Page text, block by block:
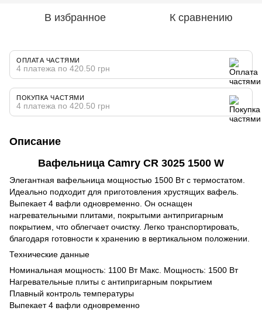
В избранное К сравнению
ОПЛАТА ЧАСТЯМИ
4 платежа по 420.50 грн
ПОКУПКА ЧАСТЯМИ
4 платежа по 420.50 грн
Описание
Вафельница Camry CR 3025 1500 W
Элегантная вафельница мощностью 1500 Вт с термостатом.
Идеально подходит для приготовления хрустящих вафель.
Выпекает 4 вафли одновременно. Он оснащен
нагревательными плитами, покрытыми антипригарным
покрытием, что облегчает очистку. Легко транспортировать,
благодаря готовности к хранению в вертикальном положении.
Технические данные
Номинальная мощность: 1100 Вт Макс. Мощность: 1500 Вт
Нагревательные плиты с антипригарным покрытием
Плавный контроль температуры
Выпекает 4 вафли одновременно